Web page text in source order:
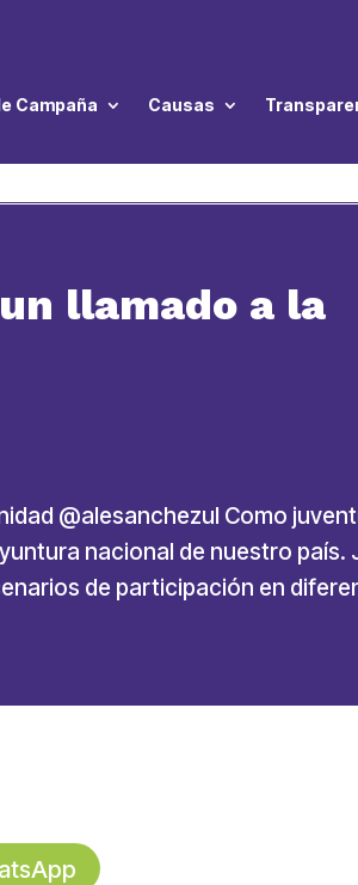
Campaña Causas
llamado a la
@alesanchezul Como
nacional de nuestro país.
de participación en